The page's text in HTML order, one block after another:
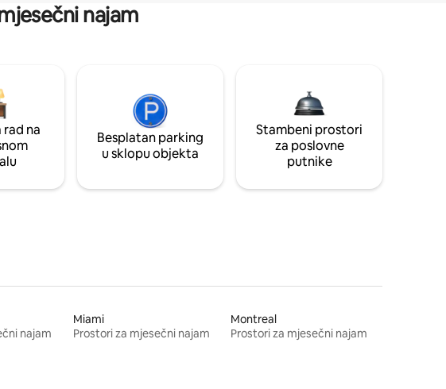
najam
rad na
Besplatan parking
u sklopu objekta
Stambeni prostori
za poslovne
putnike
najam
Miami
Prostori za mjesečni najam
Montreal
Prostori za mjesečni najam